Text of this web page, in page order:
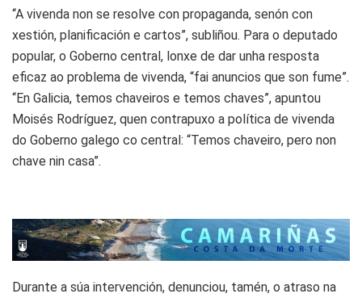
“A vivenda non se resolve con propaganda, senón con
xestión, planificación e cartos”, subliñou. Para o deputado
popular, o Goberno central, lonxe de dar unha resposta
eficaz ao problema de vivenda, “fai anuncios que son fume”.
“En Galicia, temos chaveiros e temos chaves”, apuntou
Moisés Rodríguez, quen contrapuxo a política de vivenda
do Goberno galego co central: “Temos chaveiro, pero non
chave nin casa”.
Durante a súa intervención, denunciou, tamén, o atraso na